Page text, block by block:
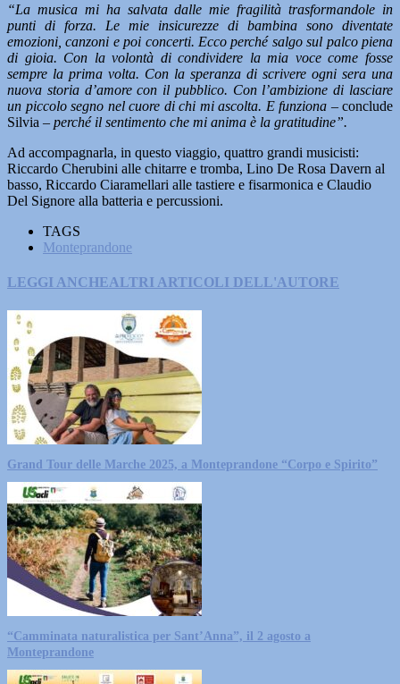
“La musica mi ha salvata dalle mie fragilità trasformandole in
punti di forza. Le mie insicurezze di bambina sono diventate
emozioni, canzoni e poi concerti. Ecco perché salgo sul palco piena
di gioia. Con la volontà di condividere la mia voce come fosse
sempre la prima volta. Con la speranza di scrivere ogni sera una
nuova storia d’amore con il pubblico. Con l’ambizione di lasciare
un piccolo segno nel cuore di chi mi ascolta. E funziona – conclude
Silvia – perché il sentimento che mi anima è la gratitudine”.
Ad accompagnarla, in questo viaggio, quattro grandi musicisti:
Riccardo Cherubini alle chitarre e tromba, Lino De Rosa Davern al
basso, Riccardo Ciaramellari alle tastiere e fisarmonica e Claudio
Del Signore alla batteria e percussioni.
TAGS
Monteprandone
LEGGI ANCHEALTRI ARTICOLI DELL'AUTORE
Grand Tour delle Marche 2025, a Monteprandone “Corpo e Spirito”
“Camminata naturalistica per Sant’Anna”, il 2 agosto a
Monteprandone